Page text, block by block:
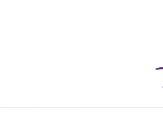
lieu pendant les vendanges